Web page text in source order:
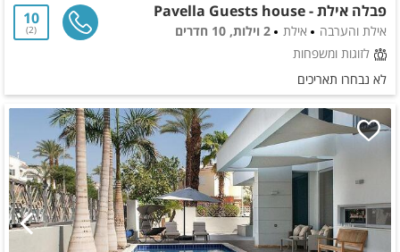
פבלה אילת - Pavella Guests house
אילת והערבה אילת
2 וילות, 10 חדרים
לזוגות ומשפחות
10
2
לא נבחרו תאריכים